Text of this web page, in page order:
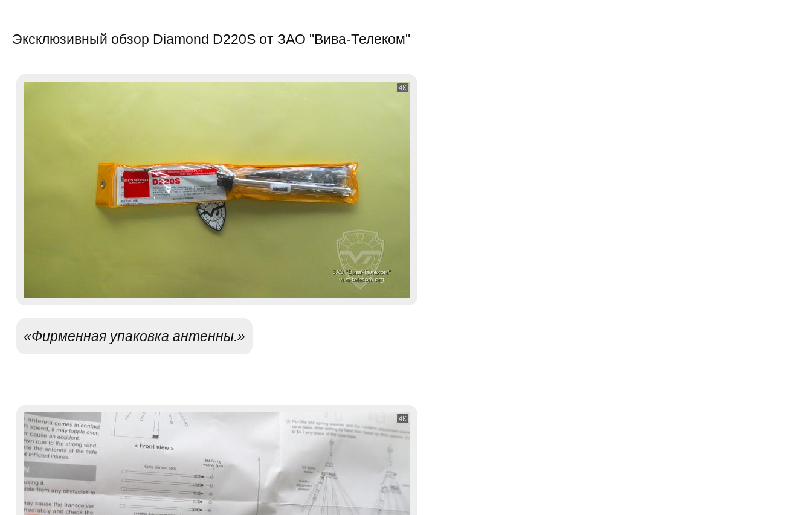
Эксклюзивный обзор Diamond D220S от ЗАО "Вива-Телеком"
«Фирменная упаковка антенны.»